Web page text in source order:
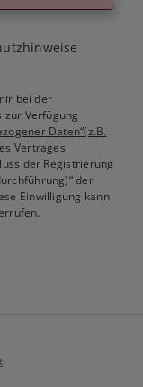
bei der
zur Verfügung
Daten“(z.B.
Vertrages
der Registrierung
der
Einwilligung kann